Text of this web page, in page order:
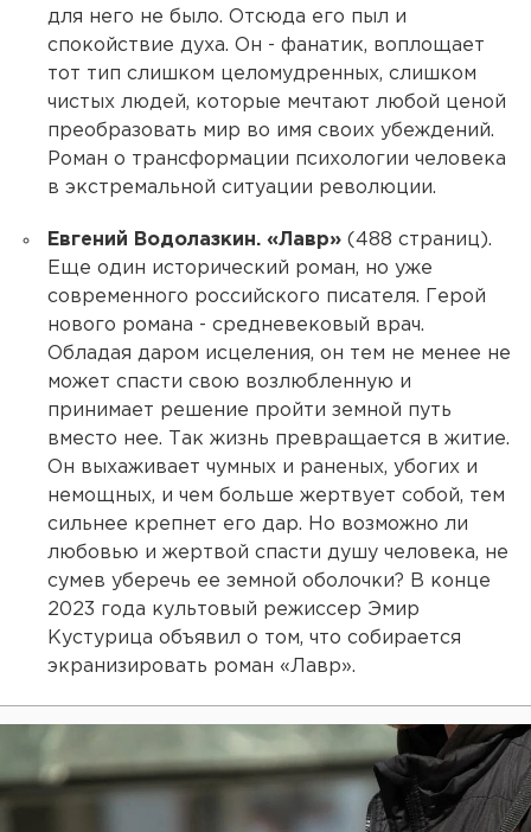
для него не было. Отсюда его пыл и
спокойствие духа. Он - фанатик, воплощает
тот тип слишком целомудренных, слишком
чистых людей, которые мечтают любой ценой
преобразовать мир во имя своих убеждений.
Роман о трансформации психологии человека
в экстремальной ситуации революции.
Евгений Водолазкин. «Лавр» (488 страниц).
Еще один исторический роман, но уже
современного российского писателя. Герой
нового романа - средневековый врач.
Обладая даром исцеления, он тем не менее не
может спасти свою возлюбленную и
принимает решение пройти земной путь
вместо нее. Так жизнь превращается в житие.
Он выхаживает чумных и раненых, убогих и
немощных, и чем больше жертвует собой, тем
сильнее крепнет его дар. Но возможно ли
любовью и жертвой спасти душу человека, не
сумев уберечь ее земной оболочки? В конце
2023 года культовый режиссер Эмир
Кустурица объявил о том, что собирается
экранизировать роман «Лавр».